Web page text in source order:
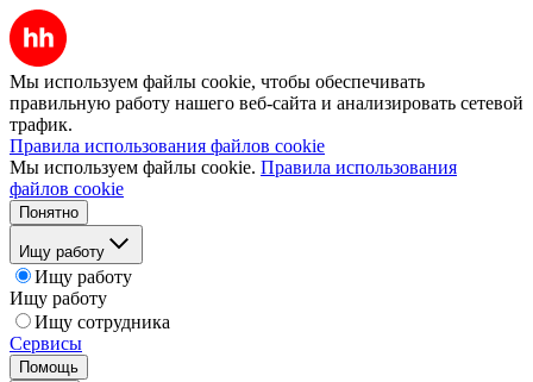
Мы используем файлы cookie, чтобы обеспечивать
правильную работу нашего веб-сайта и анализировать сетевой
трафик.
Правила использования файлов cookie
Мы используем файлы cookie. Правила использования
файлов cookie
Понятно
Ищу работу
Ищу работу
Ищу работу
Ищу сотрудника
Сервисы
Помощь